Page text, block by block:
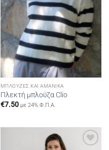
ΜΠΛΟΎΖΕΣ ΚΑΙ ΑΜΆΝΙΚΑ
Πλεκτή μπλούζα Clio
€7.50 με 24% Φ.Π.Α.